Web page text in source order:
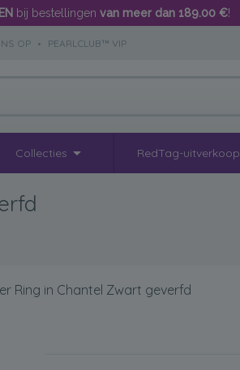
bij bestellingen van meer dan 189.00 €!
OP • PEARLCLUB™ VIP
Collecties RedTag-uitverkoop
Ring in Chantel Zwart geverfd